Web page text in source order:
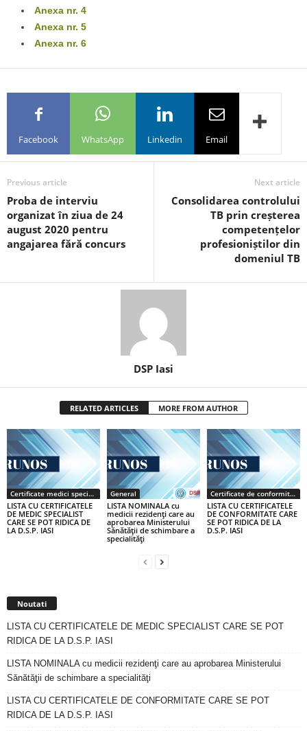
Anexa nr. 4
Anexa nr. 5
Anexa nr. 6
Facebook WhatsApp Linkedin Email
Previous article
Proba de interviu
organizat în ziua de 24
august 2020 pentru
angajarea fără concurs
Next article
Consolidarea controlului
TB prin creșterea
competențelor
profesioniștilor din
domeniul TB
DSP Iasi
RELATED ARTICLES MORE FROM AUTHOR
Certificate medici specialiști / primari
LISTA CU CERTIFICATELE
DE MEDIC SPECIALIST
CARE SE POT RIDICA DE
LA D.S.P. IASI
General
LISTA NOMINALA cu
medicii rezidenţi care au
aprobarea Ministerului
Sănătăţii de schimbare a
specialităţi
Certificate de conformitate
LISTA CU CERTIFICATELE
DE CONFORMITATE CARE
SE POT RIDICA DE LA
D.S.P. IASI
Noutati
LISTA CU CERTIFICATELE DE MEDIC SPECIALIST CARE SE POT
RIDICA DE LA D.S.P. IASI
LISTA NOMINALA cu medicii rezidenţi care au aprobarea Ministerului
Sănătăţii de schimbare a specialităţi
LISTA CU CERTIFICATELE DE CONFORMITATE CARE SE POT
RIDICA DE LA D.S.P. IASI